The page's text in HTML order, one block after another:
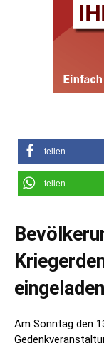
teilen
teilen
eingeladen
Am Sonntag den